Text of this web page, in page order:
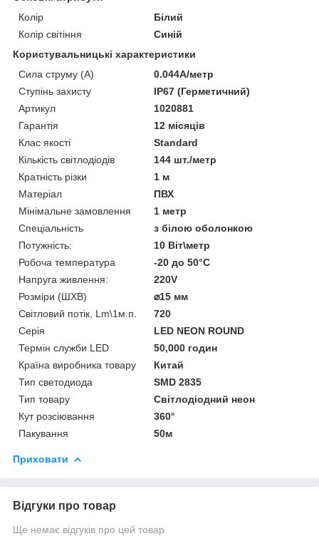
Колір
Білий
Колір світіння
Синій
Користувальницькі характеристики
Сила струму (А)
0.044А/метр
Ступінь захисту
IP67 (Герметичний)
Артикул
1020881
Гарантія
12 місяців
Клас якості
Standard
Кількість світлодіодів
144 шт./метр
Кратність різки
1 м
Матеріал
ПВХ
Мінімальне замовлення
1 метр
Спеціальність
з білою оболонкою
Потужність:
10 Віт\метр
Робоча температура
-20 до 50°С
Напруга живлення:
220V
Розміри (ШХВ)
⌀15 мм
Світловий потік, Lm\1м.п.
720
Серія
LED NEON ROUND
Термін служби LED
50,000 годин
Країна виробника товару
Китай
Тип светодиода
SMD 2835
Тип товару
Світлодіодний неон
Кут розсіювання
360°
Пакування
50м
Приховати
Відгуки про товар
Ще немає відгуків про цей товар